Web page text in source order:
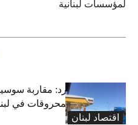
لمؤسسات لبنانية
اقتصاد لبنان
التضخم المستورد: مقاربة
لارتفاع أسعار المحروقات في